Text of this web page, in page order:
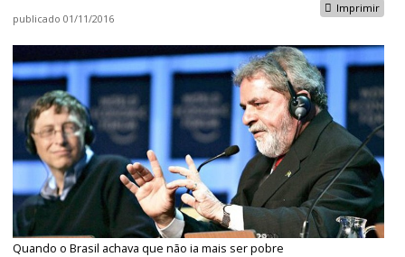
Imprimir
publicado 01/11/2016
Quando o Brasil achava que não ia mais ser pobre